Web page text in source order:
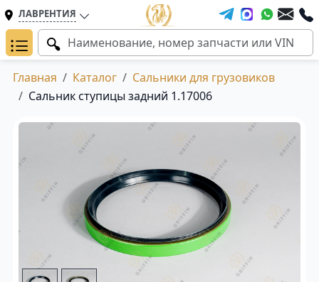
ЛАВРЕНТИЯ
Главная Каталог
Сальники для грузовиков
Сальник ступицы задний 1.17006